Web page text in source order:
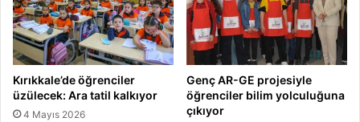
Kırıkkale’de öğrenciler
üzülecek: Ara tatil kalkıyor
4 Mayıs 2026
Genç AR-GE projesiyle
öğrenciler bilim yolculuğuna
çıkıyor